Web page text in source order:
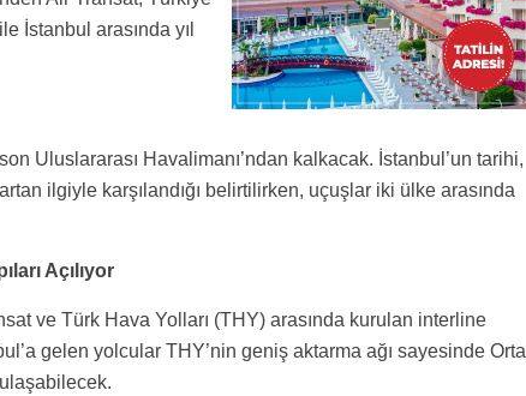
İstanbul arasında yıl
Uluslararası Havalimanı’ndan kalkacak. İstanbul’un tarihi,
ilgiyle karşılandığı belirtilirken, uçuşlar iki ülke arasında
Açılıyor
ve Türk Hava Yolları (THY) arasında kurulan interline
gelen yolcular THY’nin geniş aktarma ağı sayesinde Orta